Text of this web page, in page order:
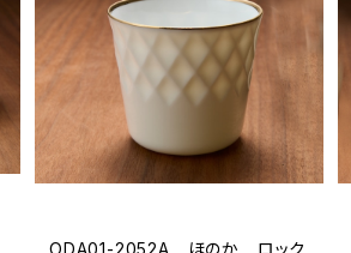
ODA01-2052A ほのか ロック